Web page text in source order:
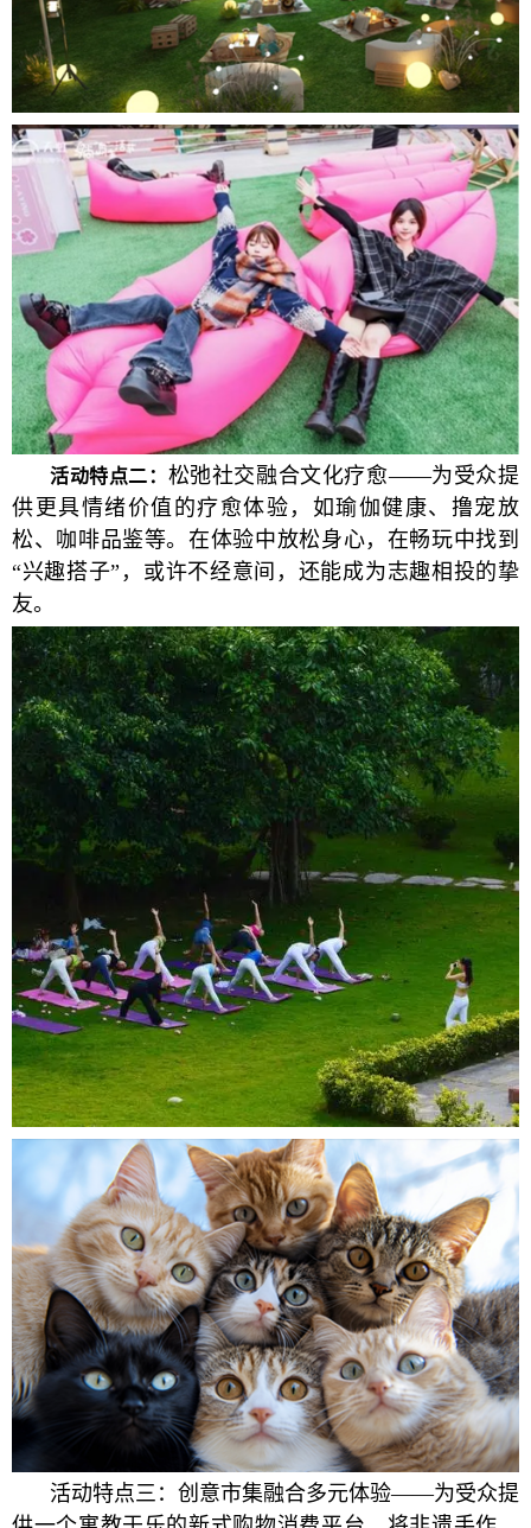
活动特点二： 松弛社交融合文化疗愈——为受众提
供更具情绪价值的疗愈体验，如瑜伽健康、撸宠放
松、咖啡品鉴等。在体验中放松身心，在畅玩中找到
“兴趣搭子”，或许不经意间，还能成为志趣相投的挚
友。
活动特点三：创意市集融合多元体验——为受众提